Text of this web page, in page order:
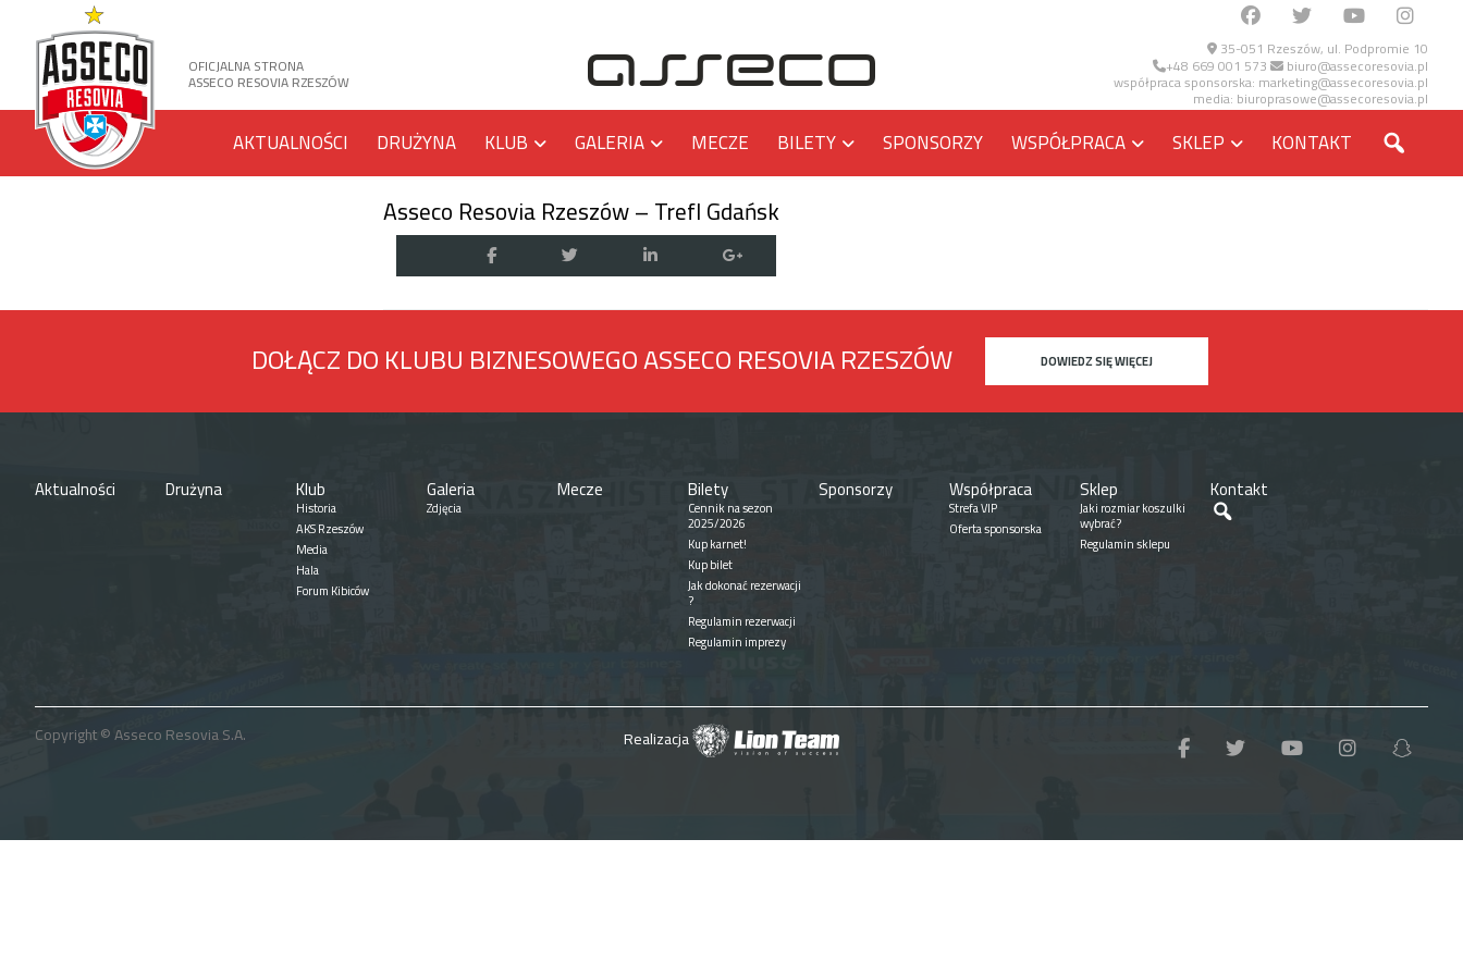
35-051 Rzeszów, ul. Podpromie 10
+48 669 001 573 biuro@assecoresovia.pl
współpraca sponsorska: marketing@assecoresovia.pl
media: biuroprasowe@assecoresovia.pl
OFICJALNA STRONA
ASSECO RESOVIA RZESZÓW
AKTUALNOŚCI DRUŻYNA KLUB GALERIA MECZE BILETY SPONSORZY WSPÓŁPRACA SKLEP KONTAKT
Asseco Resovia Rzeszów – Trefl Gdańsk
DOŁĄCZ DO KLUBU BIZNESOWEGO ASSECO RESOVIA RZESZÓW DOWIEDZ SIĘ WIĘCEJ
Aktualności Drużyna Klub
Historia
AKS Rzeszów
Media
Hala
Forum Kibiców
Galeria
Zdjęcia
Mecze Bilety
Cennik na sezon
2025/2026
Kup karnet!
Kup bilet
Jak dokonać rezerwacji
?
Regulamin rezerwacji
Regulamin imprezy
Sponsorzy Współpraca
Strefa VIP
Oferta sponsorska
Sklep
Jaki rozmiar koszulki
wybrać?
Regulamin sklepu
Kontakt
Copyright © Asseco Resovia S.A. Realizacja